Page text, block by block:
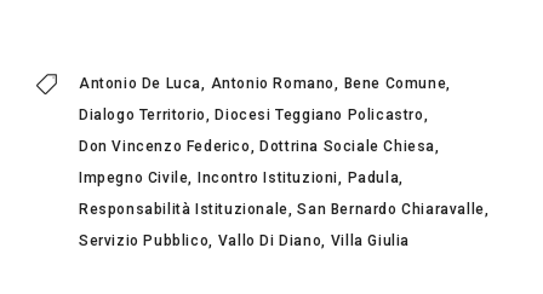
Antonio De Luca Antonio Romano
Bene Comune
Dialogo Territorio
Diocesi Teggiano Policastro
Don Vincenzo Federico
Dottrina Sociale Chiesa
Impegno Civile
Incontro Istituzioni
Padula
Responsabilità Istituzionale
San Bernardo Chiaravalle
Servizio Pubblico Vallo Di Diano Villa Giulia